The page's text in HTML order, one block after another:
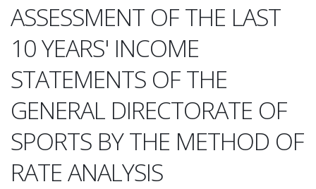
ASSESSMENT OF THE LAST
10 YEARS' INCOME
STATEMENTS OF THE
GENERAL DIRECTORATE OF
SPORTS BY THE METHOD OF
RATE ANALYSIS